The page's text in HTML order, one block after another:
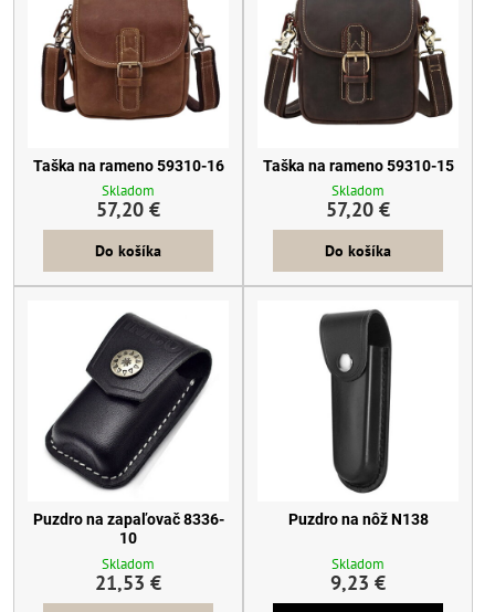
Taška na rameno 59310-16
Skladom
57,20 €
Do košíka
Taška na rameno 59310-15
Skladom
57,20 €
Do košíka
Puzdro na zapaľovač 8336-
10
Skladom
21,53 €
Puzdro na nôž N138
Skladom
9,23 €